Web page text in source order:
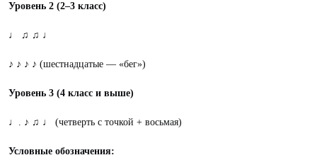
Уровень 2 (2–3 класс)
♩ ♫ ♫ ♩
♪ ♪ ♪ ♪ (шестнадцатые — «бег»)
Уровень 3 (4 класс и выше)
♩. ♪ ♫ ♩ (четверть с точкой + восьмая)
Условные обозначения: